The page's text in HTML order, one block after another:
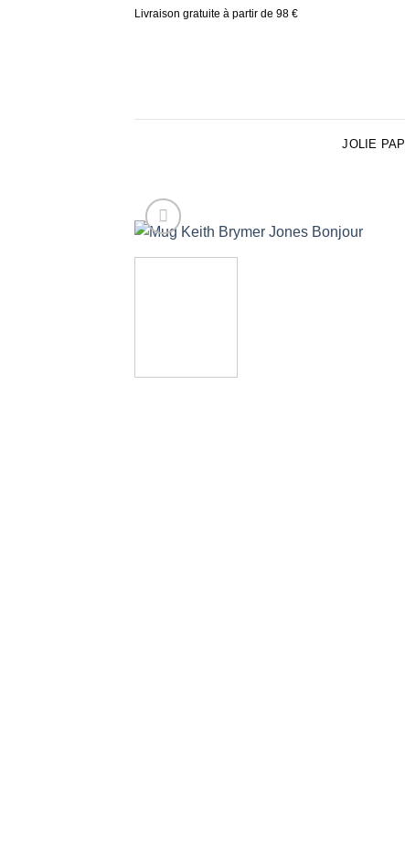
Livraison gratuite à partir de 98 €
JOLIE